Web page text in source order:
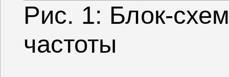
Рис. 1: Блок-
частоты